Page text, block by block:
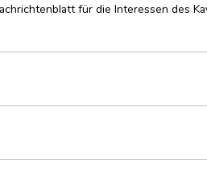
für die Interessen des